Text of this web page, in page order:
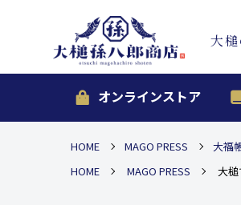
大
オンラインストア
HOME MAGO PRESS 大福
HOME
MAGO PRESS 大